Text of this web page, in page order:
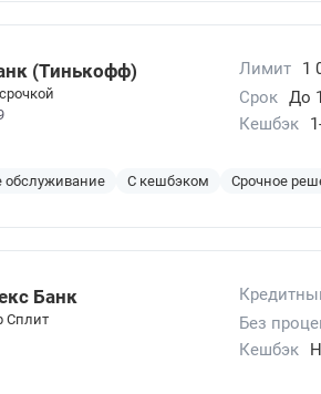
(Тинькофф) Лимит 1
Срок
До
Кешбэк
обслуживание С кешбэком Срочное
Банк
Сплит
Без
Кешбэк